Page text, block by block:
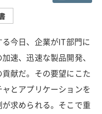
今日、企業がIT部門に
速、迅速な製品開発、
献だ。その要望にこた
とアプリケーションを
求められる。そこで重